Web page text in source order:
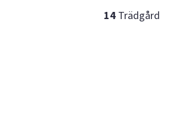
14 Trädgård